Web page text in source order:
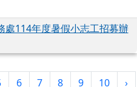
處114年度暑假小志工招募辦
次)
6 7 8 9 10 ›